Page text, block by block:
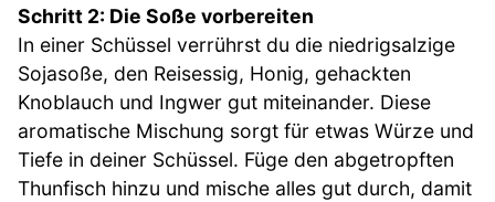
Schritt 2: Die Soße vorbereiten
In einer Schüssel verrührst du die niedrigsalzige
Sojasoße, den Reisessig, Honig, gehackten
Knoblauch und Ingwer gut miteinander. Diese
aromatische Mischung sorgt für etwas Würze und
Tiefe in deiner Schüssel. Füge den abgetropften
Thunfisch hinzu und mische alles gut durch, damit